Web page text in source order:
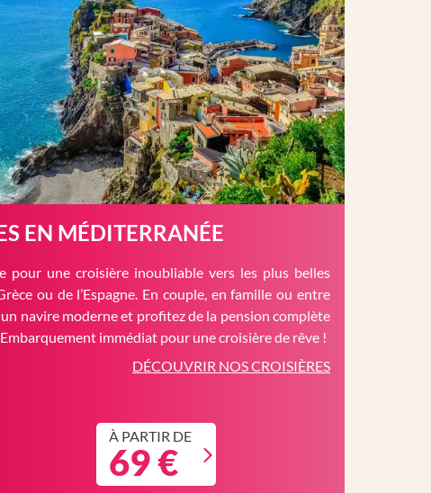
EN MÉDITERRANÉE
pour une croisière inoubliable vers les plus belles
ou de l’Espagne. En couple, en famille ou entre
navire moderne et profitez de la pension complète
immédiat pour une croisière de rêve !
DÉCOUVRIR NOS CROISIÈRES
À PARTIR DE
69 €